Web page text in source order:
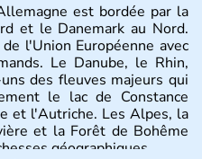
est bordée par la
et le Danemark au Nord.
l'Union Européenne avec
Le Danube, le Rhin,
des fleuves majeurs qui
le lac de Constance
et l'Autriche. Les Alpes, la
et la Forêt de Bohême
géographiques.